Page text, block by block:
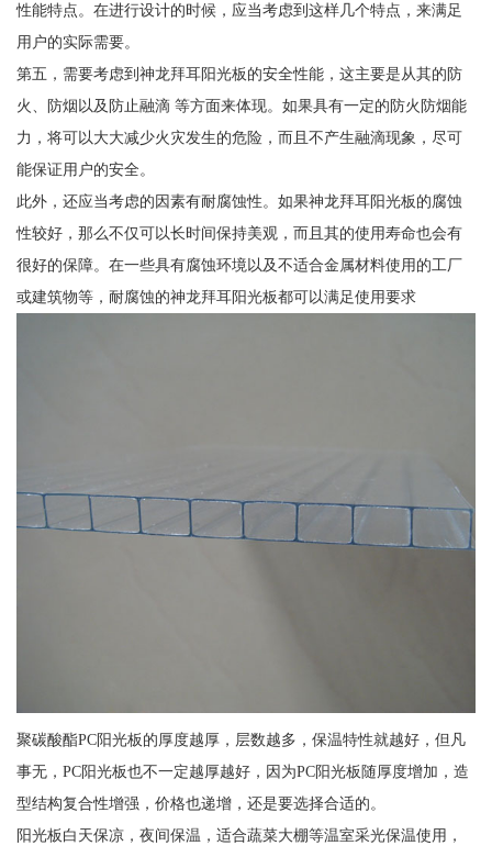
性能特点。在进行设计的时候，应当考虑到这样几个特点，来满足
用户的实际需要。
第五，需要考虑到神龙拜耳阳光板的安全性能，这主要是从其的防
火、防烟以及防止融滴 等方面来体现。如果具有一定的防火防烟能
力，将可以大大减少火灾发生的危险，而且不产生融滴现象，尽可
能保证用户的安全。
此外，还应当考虑的因素有耐腐蚀性。如果神龙拜耳阳光板的腐蚀
性较好，那么不仅可以长时间保持美观，而且其的使用寿命也会有
很好的保障。在一些具有腐蚀环境以及不适合金属材料使用的工厂
或建筑物等，耐腐蚀的神龙拜耳阳光板都可以满足使用要求
聚碳酸酯PC阳光板的厚度越厚，层数越多，保温特性就越好，但凡
事无，PC阳光板也不一定越厚越好，因为PC阳光板随厚度增加，造
型结构复合性增强，价格也递增，还是要选择合适的。
阳光板白天保凉，夜间保温，适合蔬菜大棚等温室采光保温使用，